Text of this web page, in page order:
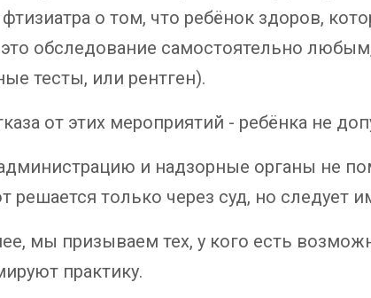
фтизиатра о том, что ребёнок здоров,
это обследование самостоятельно
тесты, или рентген).
от этих мероприятий - ребёнка не
и надзорные органы не
решается только через суд, но следует
мы призываем тех, у кого есть
практику.